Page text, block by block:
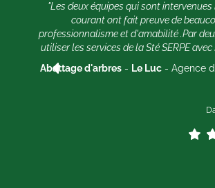
"Les deux équipes qui sont intervenues
courant ont fait preuve de
professionnalisme et d'amabilité .Par
utiliser les services de la Sté SERPE
Abattage d'arbres - Le Luc - Agence